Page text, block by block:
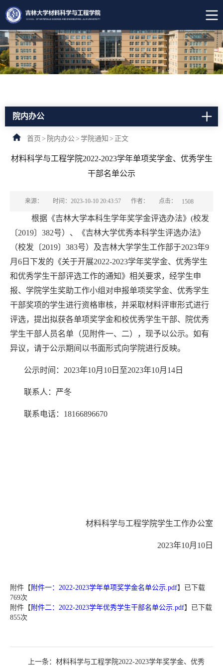
院内办公
首页 > 院内办公> 学院通知 > 正文
材料科学与工程学院2022-2023学年单项奖学金、优秀学生
干部名单公示
来源： 时间：2023-10-10 20:43:57 作者： 点击： 1508
根据《吉林大学本科生学年奖学金评选办法》(校发
〔2019〕382号）、《吉林大学优秀本科学生评选办法》
（校发〔2019〕383号）及吉林大学学生工作部于2023年9
月6日下发的《关于开展2022-2023学年奖学金、优秀学生
和优秀学生干部评选工作的通知》相关要求，经学生申
报、学院学生奖助工作小组对申报单项奖学金、优秀学生
干部奖项的学生进行资格审核，并采取材料评审形式进行
评选，提出拟获各单项奖学金和校优秀学生干部、院优秀
学生干部人员名单（见附件一、二），现予以公示。如有
异议，请于公示期间以书面形式向学院进行反映。
公示时间：2023年10月10日至2023年10月14日
联系人：严冬
联系电话：18166896670
材料科学与工程学院学生工作办公室
2023年10月10日
附件【 附件一：2022-2023学年单项奖学金名单公示.pdf】已下载
769次
附件【 附件二：2022-2023学年优秀学生干部名单公示.pdf】已下载
855次
上一条： 材料科学与工程学院2022-2023学年奖学金、优秀